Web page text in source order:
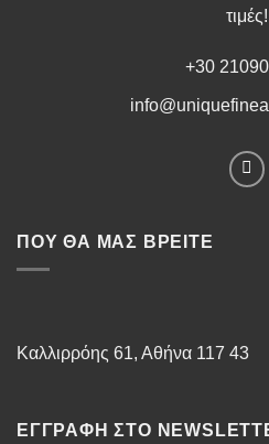
τιμές!
+30
ΠΟΥ ΘΑ ΜΑΣ ΒΡΕΊΤΕ
Καλλιρρόης 61, Αθήνα 117 43
ΕΓΓΡΑΦΉ ΣΤΟ